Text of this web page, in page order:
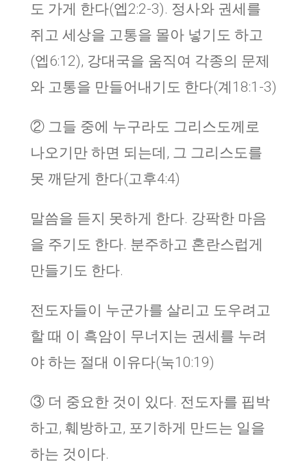
도 가게 한다(엡2:2-3). 정사와 권세를
쥐고 세상을 고통을 몰아 넣기도 하고
(엡6:12), 강대국을 움직여 각종의 문제
와 고통을 만들어내기도 한다(계18:1-3)
② 그들 중에 누구라도 그리스도께로
나오기만 하면 되는데, 그 그리스도를
못 깨닫게 한다(고후4:4)
말씀을 듣지 못하게 한다. 강팍한 마음
을 주기도 한다. 분주하고 혼란스럽게
만들기도 한다.
전도자들이 누군가를 살리고 도우려고
할 때 이 흑암이 무너지는 권세를 누려
야 하는 절대 이유다(눅10:19)
③ 더 중요한 것이 있다. 전도자를 핍박
하고, 훼방하고, 포기하게 만드는 일을
하는 것이다.